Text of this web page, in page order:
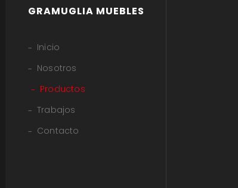
GRAMUGLIA MUEBLES
Inicio
Nosotros
Productos
Trabajos
Contacto